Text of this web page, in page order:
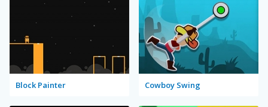
Block Painter Cowboy Swing